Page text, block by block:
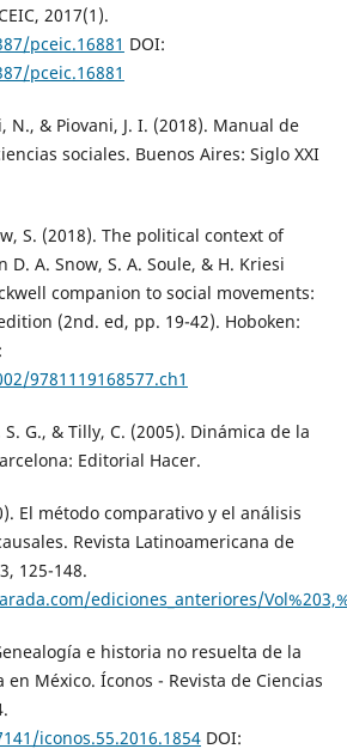
2017(1).
pceic.16881 DOI:
pceic.16881
N., & Piovani, J. I. (2018). Manual de
sociales. Buenos Aires: Siglo XXI
S. (2018). The political context of
D. A. Snow, S. A. Soule, & H. Kriesi
companion to social movements:
(2nd. ed, pp. 19-42). Hoboken:
9781119168577.ch1
G., & Tilly, C. (2005). Dinámica de la
Editorial Hacer.
El método comparativo y el análisis
Revista Latinoamericana de
125-148.
ediciones_anteriores/
e historia no resuelta de la
México. Íconos - Revista de Ciencias
iconos.55.2016.1854DOI: